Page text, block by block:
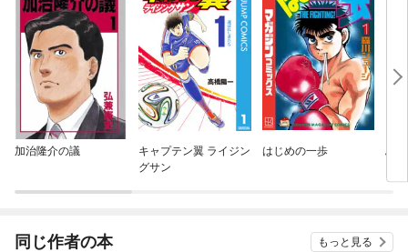
加治隆介の議
キャプテン翼 ライジン
グサン
はじめの一歩 ぶ
同じ作者の本 もっと見る